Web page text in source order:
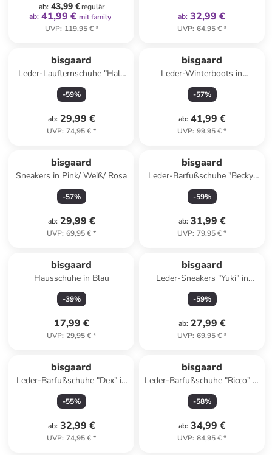
ab: 43,99 €regulär
ab: 41,99 € mit family
UVP: 119,95 €*
ab: 32,99 €
UVP: 64,95 €*
bisgaard
Leder-Lauflernschuhe "Hale
V" in Hellbraun
-59%
ab: 29,99 €
UVP: 74,95 €*
bisgaard
Leder-Winterboots in
Dunkelblau
-57%
ab: 41,99 €
UVP: 99,95 €*
bisgaard
Sneakers in Pink/ Weiß/ Rosa
-57%
ab: 29,99 €
UVP: 69,95 €*
bisgaard
Leder-Barfußschuhe "Becky"
in Hellblau
-59%
ab: 31,99 €
UVP: 79,95 €*
bisgaard
Hausschuhe in Blau
-39%
17,99 €
UVP: 29,95 €*
bisgaard
Leder-Sneakers "Yuki" in
Hellbraun/ Rosa
-59%
ab: 27,99 €
UVP: 69,95 €*
bisgaard
Leder-Barfußschuhe "Dex" in
Khaki
-55%
ab: 32,99 €
UVP: 74,95 €*
bisgaard
Leder-Barfußschuhe "Ricco" in
Beige/ Grün
-58%
ab: 34,99 €
UVP: 84,95 €*